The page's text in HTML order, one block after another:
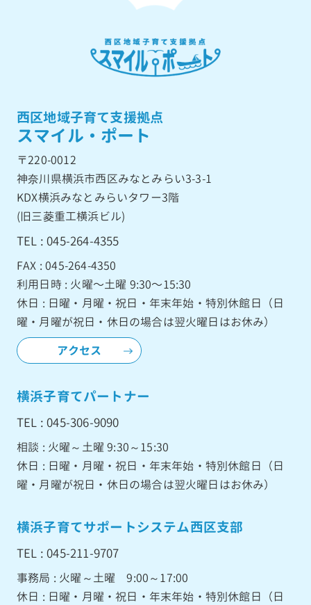
西区地域子育て支援拠点
スマイル・ポート
〒220-0012
神奈川県横浜市西区みなとみらい3-3-1
KDX横浜みなとみらいタワー3階
(旧三菱重工横浜ビル)
TEL : 045-264-4355
FAX : 045-264-4350
利用日時 : 火曜〜土曜 9:30〜15:30
休日 : 日曜・月曜・祝日・年末年始・特別休館日（日
曜・月曜が祝日・休日の場合は翌火曜日はお休み）
アクセス
横浜子育てパートナー
TEL : 045-306-9090
相談 : 火曜～土曜 9:30～15:30
休日 : 日曜・月曜・祝日・年末年始・特別休館日（日
曜・月曜が祝日・休日の場合は翌火曜日はお休み）
横浜子育てサポートシステム西区支部
TEL : 045-211-9707
事務局 : 火曜～土曜 9:00～17:00
休日 : 日曜・月曜・祝日・年末年始・特別休館日（日